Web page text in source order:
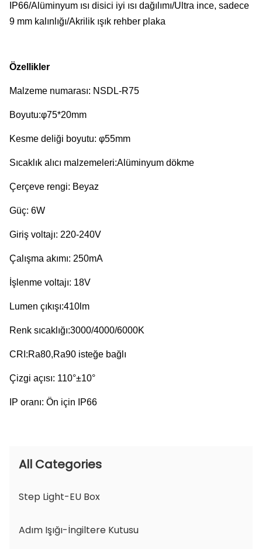
IP66/Alüminyum ısı disici iyi ısı dağılımı/Ultra ince, sadece
9 mm kalınlığı/Akrilik ışık rehber plaka
Özellikler
Malzeme numarası: NSDL-R75
Boyutu:φ75*20mm
Kesme deliği boyutu: φ55mm
Sıcaklık alıcı malzemeleri:Alüminyum dökme
Çerçeve rengi: Beyaz
Güç: 6W
Giriş voltajı: 220-240V
Çalışma akımı: 250mA
İşlenme voltajı: 18V
Lumen çıkışı:410lm
Renk sıcaklığı:3000/4000/6000K
CRI:Ra80,Ra90 isteğe bağlı
Çizgi açısı: 110°±10°
IP oranı: Ön için IP66
All Categories
Step Light-EU Box
Adım Işığı-İngiltere Kutusu